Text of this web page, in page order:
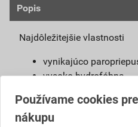
Popis
Najdôležitejšie vlastnosti
vynikajúco
vysoko hydrofóbna
jednoduchá aplikácia
vysoká pružnosť
Používame cookies
nákupu